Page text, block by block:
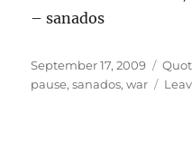
– sanados
Posted
on
September 17, 2009
pause,sanados,war